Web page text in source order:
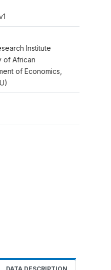
Institute
of African
of Economics,
DATA DESCRIPTION